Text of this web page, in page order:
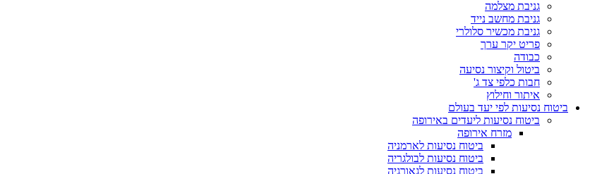
גניבת מצלמה
גניבת מחשב נייד
גניבת מכשיר סלולרי
פריט יקר ערך
כבודה
ביטול וקיצור נסיעה
חבות כלפי צד ג'
איתור וחילוץ
ביטוח נסיעות לפי יעד בעולם
ביטוח נסיעות ליעדים באירופה
מזרח אירופה
ביטוח נסיעות לארמניה
ביטוח נסיעות לבולגריה
ביטוח נסיעות לגאורגיה